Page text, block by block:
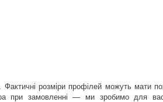
розміри профілей можуть мати
при замовленні — ми зробимо для вас